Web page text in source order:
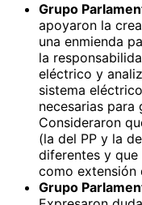
Grupo
apoyaron la
una enmienda
la
eléctrico y
sistema
necesarias para
Consideraron
(la del PP y la
diferentes y que
como extensión
Grupo